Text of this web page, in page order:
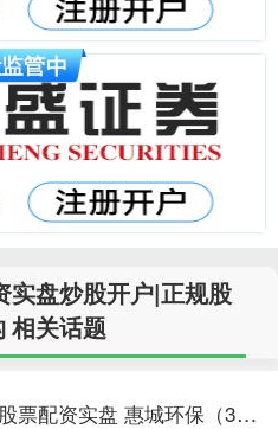
实盘炒股开户|正规股
相关话题
哪里找股票配资实盘 惠城环保（300779）披露使用部分自有资金及闲置募集资金进行现金管理的进展公告，5月22日股价上涨3.92%